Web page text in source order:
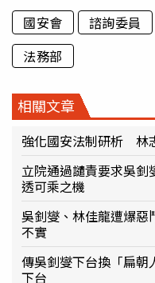
國安會 諮詢委員
法務部
相關文章
強化國安法制研析 林
立院通過譴責要求吳
透可乘之機
吳釗燮、林佳龍遭爆
不實
傳吳釗燮下台換「扁
下台